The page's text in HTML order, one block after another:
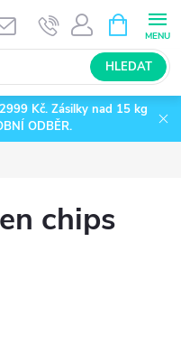
HLEDAT
NÁKUPNÍ
KOŠÍK
Kč. Zásilky nad 15 kg
ODBĚR.
chips